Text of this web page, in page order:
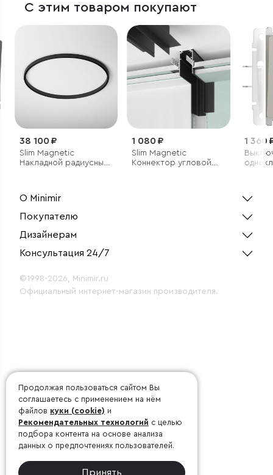
С этим товаром покупают
38 100 ₽
Slim Magnetic
Накладной радиусный
1 080 ₽
Slim Magnetic
Коннектор угловой
1 360
О Minimir
Покупателю
Дизайнерам
Консультация 24/7
©1998-2026, Minimir.ru
Официальный интернет-магазин производителя.
Продолжая пользоваться сайтом Вы
соглашаетесь с применением на нём
файлов куки (cookie) и
Рекомендательных технологий с целью
подбора контента на основе анализа
данных о предпочтениях пользователей.
Принять